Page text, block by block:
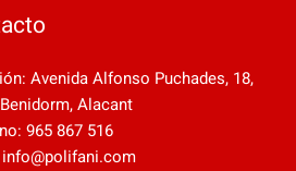
Avenida Alfonso Puchades, 18,
Alacant
965 867 516